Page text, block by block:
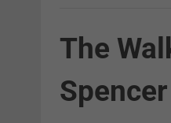
The
Spencer